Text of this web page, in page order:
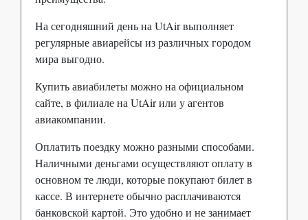
На сегодняшний день на UtAir выполняет
регулярные авиарейсы из различных городом
мира выгодно.
Купить авиабилеты можно на официальном
сайте, в филиале на UtAir или у агентов
авиакомпании.
Оплатить поездку можно разными способами.
Наличными деньгами осуществляют оплату в
основном те люди, которые покупают билет в
кассе. В интернете обычно расплачиваются
банковской картой. Это удобно и не занимает